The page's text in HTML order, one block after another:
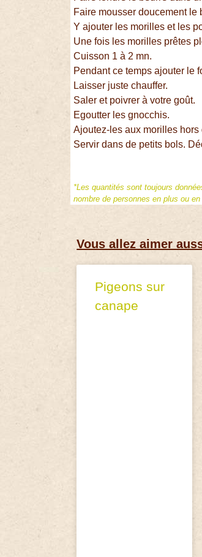
Faire mousser doucement le
Y ajouter les morilles et les
Une fois les morilles prêtes
Cuisson 1 à 2 mn.
Pendant ce temps ajouter le
Laisser juste chauffer.
Saler et poivrer à votre goût.
Egoutter les gnocchis.
Ajoutez-les aux morilles hors
Servir dans de petits bols.
*Les quantités sont toujours
nombre de personnes en plus ou
Vous allez aimer
Pigeons sur
canape